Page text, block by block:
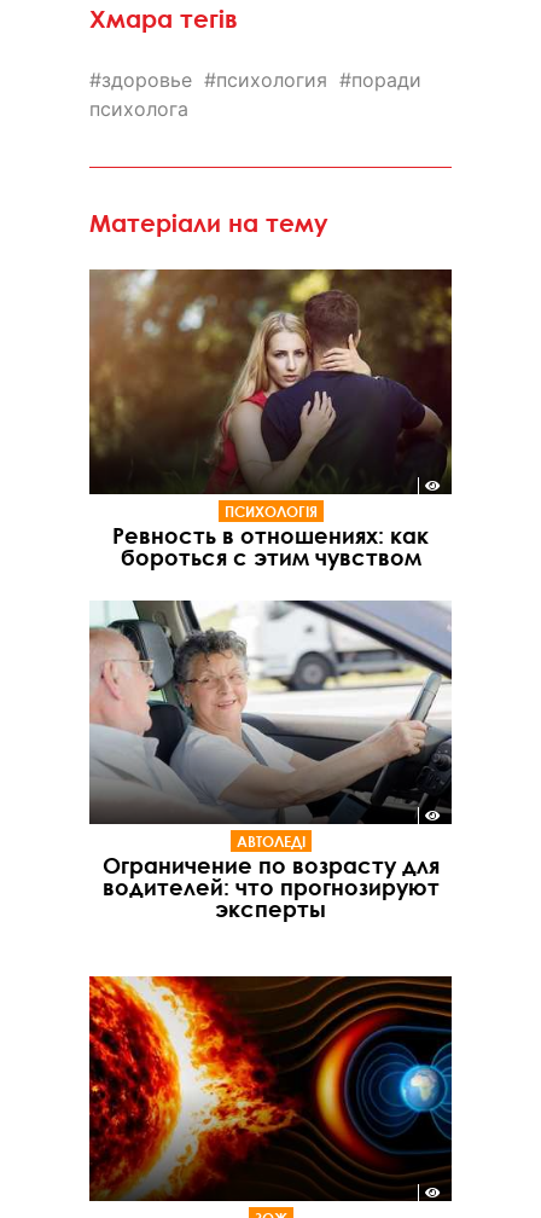
Хмара тегів
здоровье психология
поради
психолога
Матеріали на тему
ПСИХОЛОГІЯ
Ревность в отношениях: как
бороться с этим чувством
АВТОЛЕДІ
Ограничение по возрасту для
водителей: что прогнозируют
эксперты